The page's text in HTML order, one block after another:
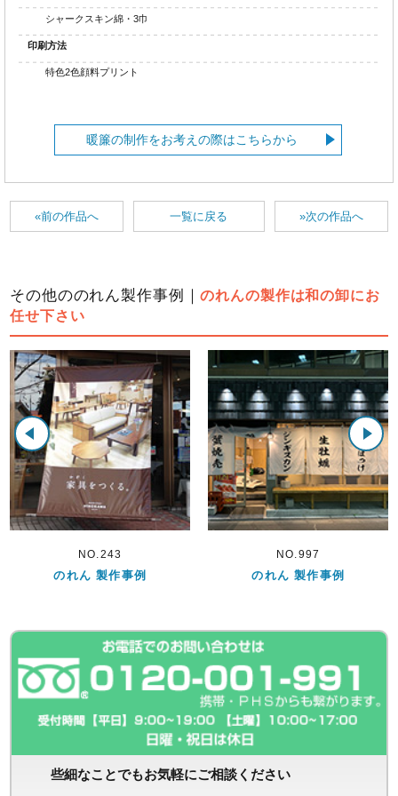
シャークスキン綿・3巾
印刷方法
特色2色顔料プリント
暖簾の制作をお考えの際はこちらから
«前の作品へ »次の作品へ
一覧に戻る
その他ののれん製作事例｜のれんの製作は和の卸にお
任せ下さい
NO.997
のれん 製作事例
NO.95
のれん 製作事例
些細なことでもお気軽にご相談ください